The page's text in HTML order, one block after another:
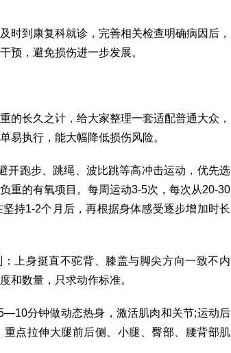
时到康复科就诊，完善相关检查明确病因后，
预，避免损伤进一步发展。
的长久之计，给大家整理一套适配普通大众，
易执行，能大幅降低损伤风险。
开跑步、跳绳、波比跳等高冲击运动，优先选
重的有氧项目。每周运动3-5次，每次从20-30
持1-2个月后，再根据身体感受逐步增加时长
上身挺直不驼背、膝盖与脚尖方向一致不内
和数量，只求动作标准。
分钟做动态热身，激活肌肉和关节;运动后
点拉伸大腿前后侧、小腿、臀部、腰背部肌